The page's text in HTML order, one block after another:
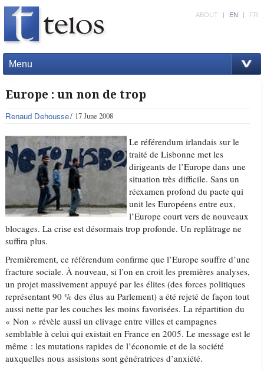
Menu
ABOUT | EN | FR
Europe : un non de trop
Renaud Dehousse 17 June 2008
Le référendum irlandais sur le
traité de Lisbonne met les
dirigeants de l’Europe dans une
situation très difficile. Sans un
réexamen profond du pacte qui
unit les Européens entre eux,
l’Europe court vers de nouveaux
blocages. La crise est désormais trop profonde. Un replâtrage ne
suffira plus.
Premièrement, ce référendum confirme que l’Europe souffre d’une
fracture sociale. À nouveau, si l’on en croit les premières analyses,
un projet massivement appuyé par les élites (des forces politiques
représentant 90 % des élus au Parlement) a été rejeté de façon tout
aussi nette par les couches les moins favorisées. La répartition du
« Non » révèle aussi un clivage entre villes et campagnes
semblable à celui qui existait en France en 2005. Le message est le
même : les mutations rapides de l’économie et de la société
auxquelles nous assistons sont génératrices d’anxiété.